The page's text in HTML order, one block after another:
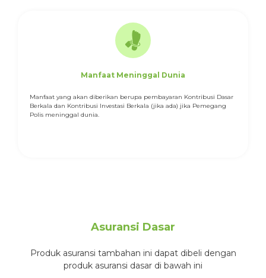
Manfaat Meninggal Dunia
Manfaat yang akan diberikan berupa pembayaran Kontribusi Dasar
Berkala dan Kontribusi Investasi Berkala (jika ada) jika Pemegang
Polis meninggal dunia.
Asuransi Dasar
Produk asuransi tambahan ini dapat dibeli dengan
produk asuransi dasar di bawah ini